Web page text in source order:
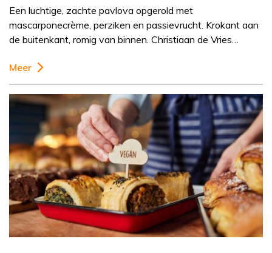
Een luchtige, zachte pavlova opgerold met
mascarponecrème, perziken en passievrucht. Krokant aan
de buitenkant, romig van binnen. Christiaan de Vries…
Meer